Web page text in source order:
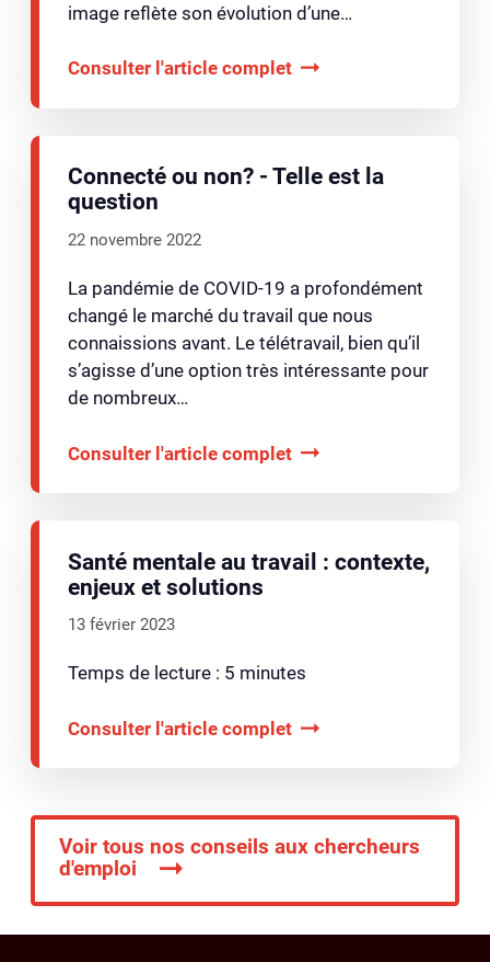
image reflète son évolution d’une…
Consulter l'article complet
Connecté ou non? - Telle est la
question
22 novembre 2022
La pandémie de COVID-19 a profondément
changé le marché du travail que nous
connaissions avant. Le télétravail, bien qu’il
s’agisse d’une option très intéressante pour
de nombreux…
Consulter l'article complet
Santé mentale au travail : contexte,
enjeux et solutions
13 février 2023
Temps de lecture : 5 minutes
Consulter l'article complet
Voir tous nos conseils aux chercheurs
d'emploi